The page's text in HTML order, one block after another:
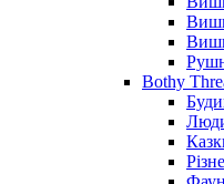
Bothy
Різне